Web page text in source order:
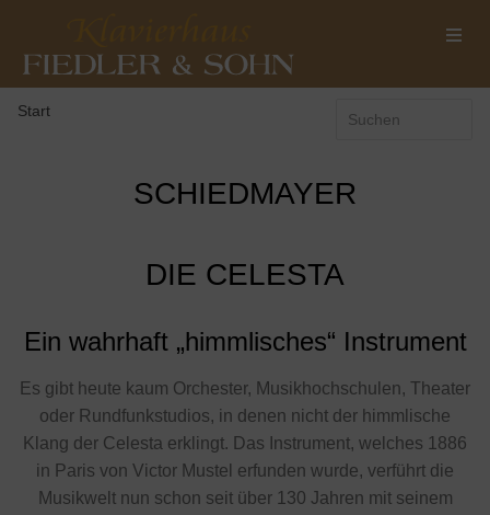
Start
SCHIEDMAYER
DIE CELESTA
Ein wahrhaft „himmlisches“ Instrument
Es gibt heute kaum Orchester, Musikhochschulen, Theater
oder Rundfunkstudios, in denen nicht der himmlische
Klang der Celesta erklingt. Das Instrument, welches 1886
in Paris von Victor Mustel erfunden wurde, verführt die
Musikwelt nun schon seit über 130 Jahren mit seinem